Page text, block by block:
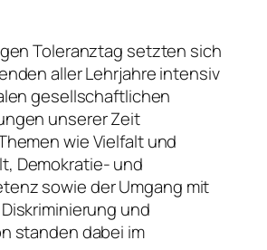
Toleranztag setzten sich
aller Lehrjahre intensiv
gesellschaftlichen
unserer Zeit
wie Vielfalt und
Demokratie- und
sowie der Umgang mit
und
standen dabei im